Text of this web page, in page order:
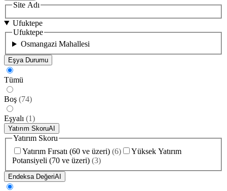
Site Adı
Ufuktepe
Ufuktepe
Osmangazi Mahallesi
Eşya Durumu
Tümü
Boş (74)
Eşyalı (1)
Yatırım SkoruAI
Yatırım Skoru
Yatırım Fırsatı (60 ve üzeri) (6)
Yüksek Yatırım
Potansiyeli (70 ve üzeri) (3)
Endeksa DeğeriAI